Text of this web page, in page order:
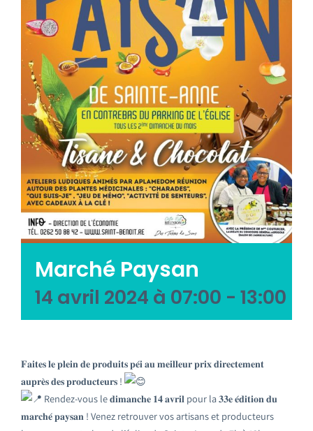
Emploi tourisme
Contact
Marché Paysan
14 avril 2024 à 07:00 - 13:00
𝐅𝐚𝐢𝐭𝐞𝐬 𝐥𝐞 𝐩𝐥𝐞𝐢𝐧 𝐝𝐞 𝐩𝐫𝐨𝐝𝐮𝐢𝐭𝐬 𝐩𝐞́𝐢 𝐚𝐮 𝐦𝐞𝐢𝐥𝐥𝐞𝐮𝐫 𝐩𝐫𝐢𝐱 𝐝𝐢𝐫𝐞𝐜𝐭𝐞𝐦𝐞𝐧𝐭
𝐚𝐮𝐩𝐫𝐞̀𝐬 𝐝𝐞𝐬 𝐩𝐫𝐨𝐝𝐮𝐜𝐭𝐞𝐮𝐫𝐬 !
Rendez-vous le 𝐝𝐢𝐦𝐚𝐧𝐜𝐡𝐞 𝟏𝟒 𝐚𝐯𝐫𝐢𝐥 pour la 𝟑𝟑𝐞 𝐞́𝐝𝐢𝐭𝐢𝐨𝐧 𝐝𝐮
𝐦𝐚𝐫𝐜𝐡𝐞́ 𝐩𝐚𝐲𝐬𝐚𝐧 ! Venez retrouver vos artisans et producteurs